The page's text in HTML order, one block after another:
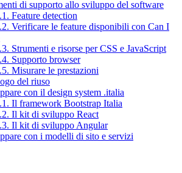
di supporto allo sviluppo del software
Feature detection
Verificare le feature disponibili con Can I
Strumenti e risorse per CSS e JavaScript
Supporto browser
Misurare le prestazioni
del riuso
con il design system .italia
Il framework Bootstrap Italia
Il kit di sviluppo React
Il kit di sviluppo Angular
con i modelli di sito e servizi